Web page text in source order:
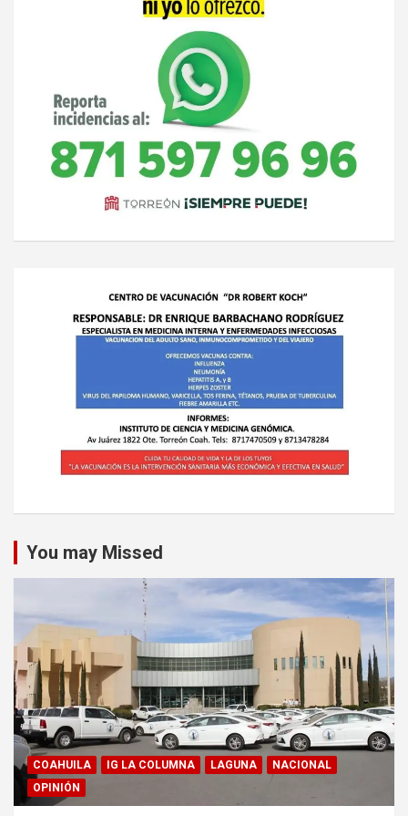
You may Missed
COAHUILA IG LA COLUMNA LAGUNA
NACIONAL
OPINIÓN